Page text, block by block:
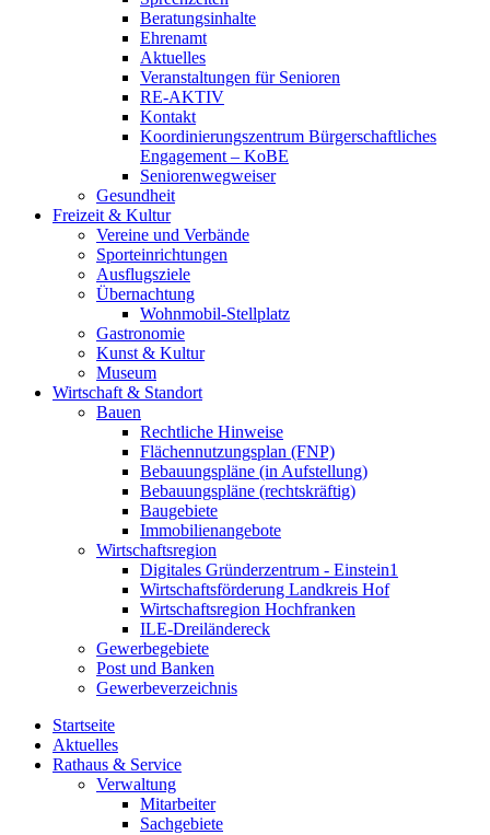
Beratungsinhalte
Ehrenamt
Aktuelles
Veranstaltungen für Senioren
RE-AKTIV
Kontakt
Koordinierungszentrum Bürgerschaftliches
Engagement – KoBE
Seniorenwegweiser
Gesundheit
Freizeit & Kultur
Vereine und Verbände
Sporteinrichtungen
Ausflugsziele
Übernachtung
Wohnmobil-Stellplatz
Gastronomie
Kunst & Kultur
Museum
Wirtschaft & Standort
Bauen
Rechtliche Hinweise
Flächennutzungsplan (FNP)
Bebauungspläne (in Aufstellung)
Bebauungspläne (rechtskräftig)
Baugebiete
Immobilienangebote
Wirtschaftsregion
Digitales Gründerzentrum - Einstein1
Wirtschaftsförderung Landkreis Hof
Wirtschaftsregion Hochfranken
ILE-Dreiländereck
Gewerbegebiete
Post und Banken
Gewerbeverzeichnis
Startseite
Aktuelles
Rathaus & Service
Verwaltung
Mitarbeiter
Sachgebiete